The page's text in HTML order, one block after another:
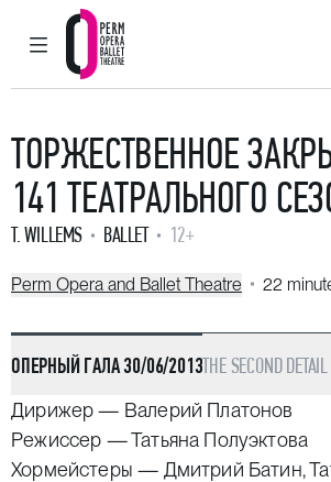
MAIN MENU
Perm Opera and
ТОРЖЕСТВЕННОЕ
141 ТЕАТРАЛЬНОГО
T. WILLEMS BALLET 12+
Perm Opera and Ballet Theatre 22
ОПЕРНЫЙ ГАЛА 30/06/2013THE SECOND DETAIL
Дирижер — Валерий Платонов
Режиссер — Татьяна Полуэктова
Хормейстеры — Дмитрий Батин,